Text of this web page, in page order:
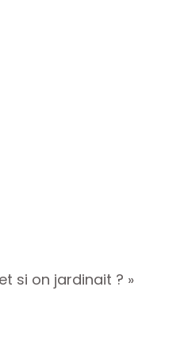
si on jardinait ? »